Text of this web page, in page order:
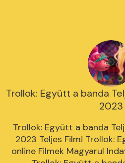
Trollok: Együtt a banda
2023
Trollok: Együtt a banda
2023 Teljes Film! Trollok:
online Filmek Magyarul